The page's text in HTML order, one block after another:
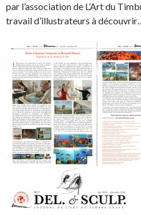
par l’association de L’Art du
travail d’illustrateurs à